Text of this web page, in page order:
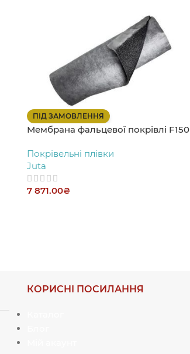
ПІД ЗАМОВЛЕННЯ
Мембрана фальцевої покрівлі F150
Покрівельні плівки
Juta
7 871.00₴
КОРИСНІ ПОСИЛАННЯ